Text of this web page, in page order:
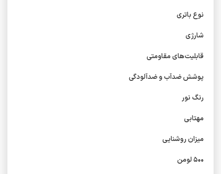
نوع باتری
شارژی
قابلیت‌های مقاومتی
پوشش ضدآب و ضدآلودگی
رنگ نور
مهتابی
میزان روشنایی
۵۰۰ لومن